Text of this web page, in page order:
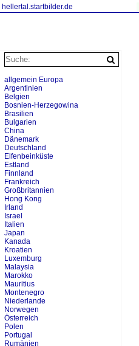
hellertal.startbilder.de
allgemein Europa
Argentinien
Belgien
Bosnien-Herzegowina
Brasilien
Bulgarien
China
Dänemark
Deutschland
Elfenbeinküste
Estland
Finnland
Frankreich
Großbritannien
Hong Kong
Irland
Israel
Italien
Japan
Kanada
Kroatien
Luxemburg
Malaysia
Marokko
Mauritius
Montenegro
Niederlande
Norwegen
Österreich
Polen
Portugal
Rumänien